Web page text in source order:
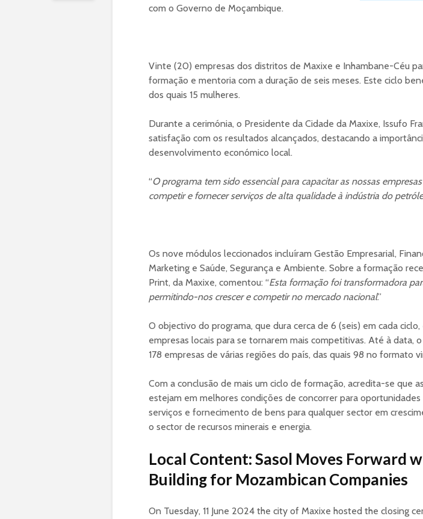
com o Governo de Moçambique.
Vinte (20) empresas dos distritos de Maxixe e Inhambane-Céu
formação e mentoria com a duração de seis meses. Este ciclo
dos quais 15 mulheres.
Durante a cerimónia, o Presidente da Cidade da Maxixe, Issufo
satisfação com os resultados alcançados, destacando a
desenvolvimento económico local.
“O programa tem sido essencial para capacitar as nossas
competir e fornecer serviços de alta qualidade à indústria do
Os nove módulos leccionados incluíram Gestão Empresarial,
Marketing e Saúde, Segurança e Ambiente. Sobre a formação
Print, da Maxixe, comentou: “Esta formação foi transformadora
permitindo-nos crescer e competir no mercado nacional.”
O objectivo do programa, que dura cerca de 6 (seis) em cada ciclo,
empresas locais para se tornarem mais competitivas. Até à data,
178 empresas de várias regiões do país, das quais 98 no formato
Com a conclusão de mais um ciclo de formação, acredita-se que
estejam em melhores condições de concorrer para
serviços e fornecimento de bens para qualquer sector em
o sector de recursos minerais e energia.
Local Content: Sasol Moves Forward
Building for Mozambican Companies
On Tuesday, 11 June 2024 the city of Maxixe hosted the closing